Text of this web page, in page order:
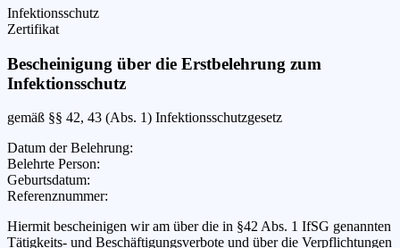
Infektionsschutz
Zertifikat
Bescheinigung über die Erstbelehrung zum
Infektionsschutz
gemäß §§ 42, 43 (Abs. 1) Infektionsschutzgesetz
Datum der Belehrung:
Belehrte Person:
Geburtsdatum:
Referenznummer:
Hiermit bescheinigen wiram über die in §42 Abs. 1 IfSG genannten
Tätigkeits- und Beschäftigungsverbote und über die Verpflichtungen